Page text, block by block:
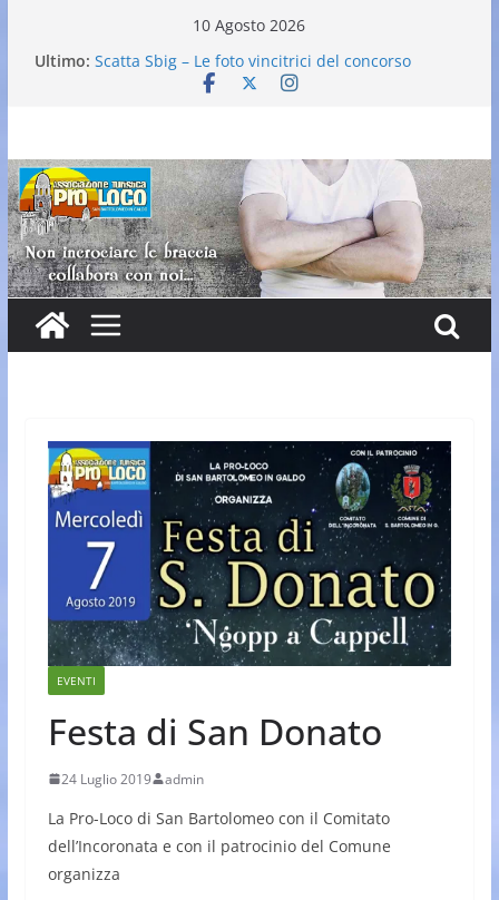
10 Agosto 2026
Ultimo: Scatta Sbig – Le foto vincitrici del concorso
25° Gran Carnevale
Enogastronomico
EVENTI
Festa di San Donato
24 Luglio 2019 admin
La Pro-Loco di San Bartolomeo con il Comitato
dell’Incoronata e con il patrocinio del Comune
organizza